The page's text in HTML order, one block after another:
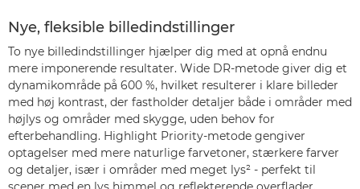
Nye, fleksible billedindstillinger
To nye billedindstillinger hjælper dig med at opnå endnu
mere imponerende resultater. Wide DR-metode giver dig et
dynamikområde på 600 %, hvilket resulterer i klare billeder
med høj kontrast, der fastholder detaljer både i områder med
højlys og områder med skygge, uden behov for
efterbehandling. Highlight Priority-metode gengiver
optagelser med mere naturlige farvetoner, stærkere farver
og detaljer, især i områder med meget lys² - perfekt til